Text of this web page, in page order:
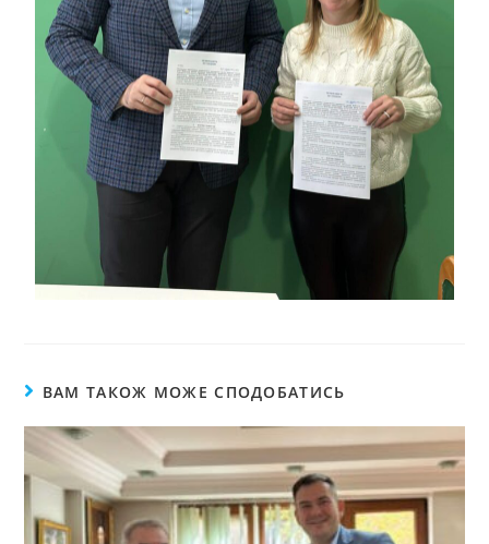
ВАМ ТАКОЖ МОЖЕ СПОДОБАТИСЬ